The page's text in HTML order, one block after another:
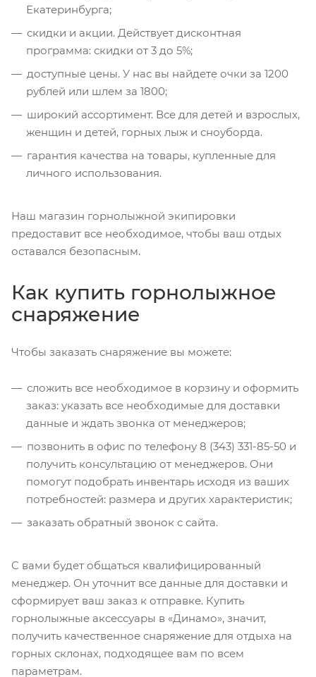
Екатеринбурга;
скидки и акции. Действует дисконтная
программа: скидки от 3 до 5%;
доступные цены. У нас вы найдете очки за 1200
рублей или шлем за 1800;
широкий ассортимент. Все для детей и взрослых,
женщин и детей, горных лыж и сноуборда.
гарантия качества на товары, купленные для
личного использования.
Наш магазин горнолыжной экипировки
предоставит все необходимое, чтобы ваш отдых
оставался безопасным.
Как купить горнолыжное
снаряжение
Чтобы заказать снаряжение вы можете:
сложить все необходимое в корзину и оформить
заказ: указать все необходимые для доставки
данные и ждать звонка от менеджеров;
позвонить в офис по телефону 8 (343) 331-85-50 и
получить консультацию от менеджеров. Они
помогут подобрать инвентарь исходя из ваших
потребностей: размера и других характеристик;
заказать обратный звонок с сайта.
С вами будет общаться квалифицированный
менеджер. Он уточнит все данные для доставки и
сформирует ваш заказ к отправке. Купить
горнолыжные аксессуары в «Динамо», значит,
получить качественное снаряжение для отдыха на
горных склонах, подходящее вам по всем
параметрам.